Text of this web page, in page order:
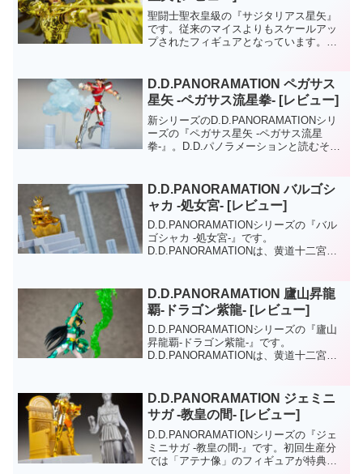
聖闘士聖衣皇級の『サジタリアス星矢』
です。従来のマイスよりもスケールアッ
プされたフィギュアとなっています。聖
た特別感の強い大型アイテムです。
D.D.PANORAMATION ペガサス
星矢 -ペガサス流星拳- [レビュー]
新シリーズのD.D.PANORAMATIONシリ
ーズの『ペガサス星矢 -ペガサス流星
拳-』。D.D.パノラメーションと読むそう
ー・エフェクトパーツがセットになって
いて今...
D.D.PANORAMATION バルゴシ
ャカ -処女宮- [レビュー]
D.D.PANORAMATIONシリーズの『バル
ゴシャカ -処女宮-』です。
D.D.PANORAMATIONは、黄道十二宮の
ス一輝も同時発売されています。
D.D.PAN...
D.D.PANORAMATION 廬山昇龍
覇-ドラゴン紫龍- [レビュー]
D.D.PANORAMATIONシリーズの『廬山
昇龍覇-ドラゴン紫龍-』です。
D.D.PANORAMATIONは、黄道十二宮の
エフェクトパーツが魅力。同時発売のキ
ャンサー...
D.D.PANORAMATION ジェミニ
サガ -教皇の間- [レビュー]
D.D.PANORAMATIONシリーズの『ジェ
ミニサガ -教皇の間-』です。初回生産分
では「アテナ像」のフィギュアが特典で